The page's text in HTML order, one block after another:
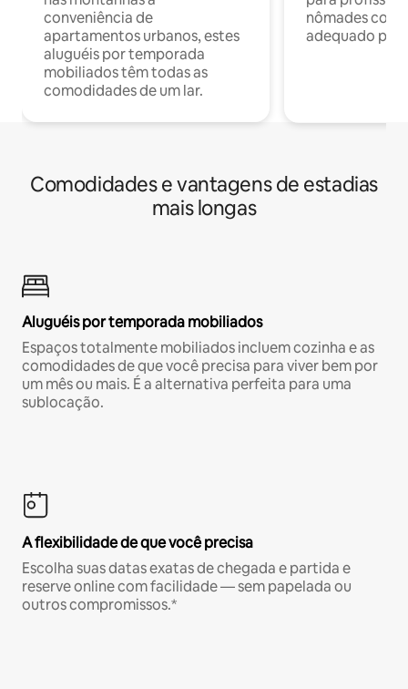
conveniência de
apartamentos urbanos, estes
aluguéis por temporada
mobiliados têm todas as
comodidades de um lar.
nômades com
adequado
Comodidades e vantagens de estadias
mais longas
Aluguéis por temporada mobiliados
Espaços totalmente mobiliados incluem cozinha e as
comodidades de que você precisa para viver bem por
um mês ou mais. É a alternativa perfeita para uma
sublocação.
A flexibilidade de que você precisa
Escolha suas datas exatas de chegada e partida e
reserve online com facilidade — sem papelada ou
outros compromissos.*